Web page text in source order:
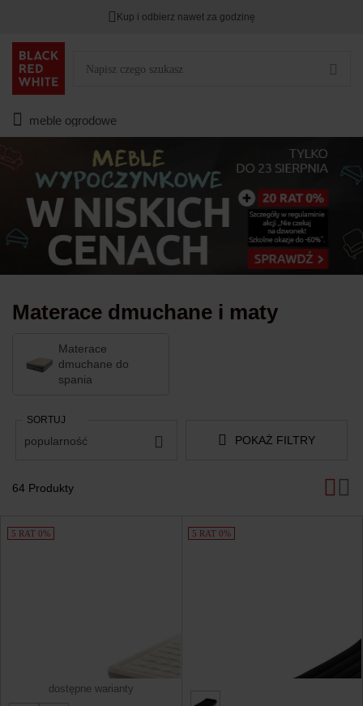
HITY DNIA przy zapisie na Newsletter.
Kup i odbierz nawet za godzinę
meble ogrodowe
Materace dmuchane i maty
Materace
dmuchane do
spania
64 Produkty
POKAŻ FILTRY
SORTUJ
popularność
Produkty
5 RAT 0%
dostępne warianty
5 RAT 0%